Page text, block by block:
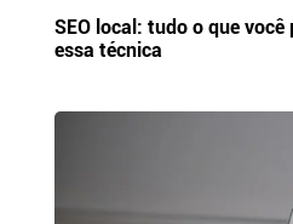
SEO local: tudo o que
essa técnica